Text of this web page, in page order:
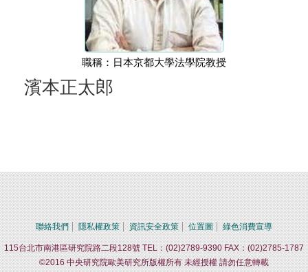
職稱：日本京都大學法學院教授
濱本正太郎
聯絡我們 隱私權政策 資訊安全政策 位置圖 綠色消費宣導
115台北市南港區研究院路二段128號 TEL：(02)2789-9390 FAX：(02)2785-1787
©2016 中央研究院歐美研究所版權所有 未經授權 請勿任意轉載